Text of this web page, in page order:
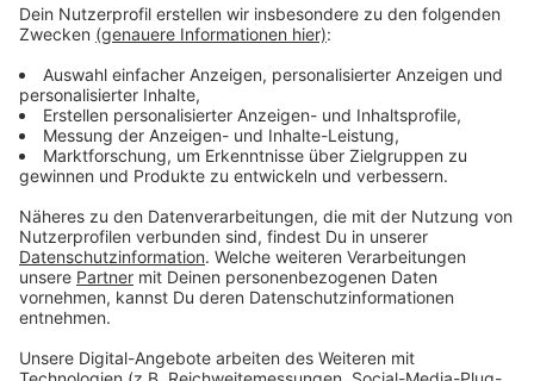
2 Eigelb
200g körniger Frischkäse
1 Beet Kresse
2 EL Olivenöl
Für die Garnitur:
1 EL Zucker
50 ml Weißwein
4 EL Crème fraîche
Außerdem:
Kugelausstecher (z.B. 2 oder 3 cm Durchschnitt)